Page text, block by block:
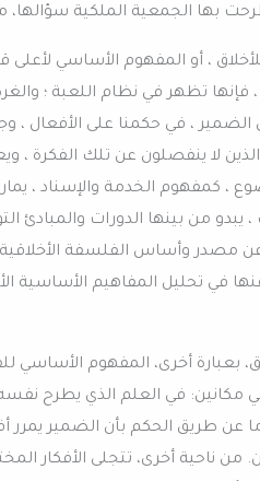
بها الجمعية الملكية سؤالها،
للأخلاق ، أو المفهوم الأساسي
فإنها تظهر في نظام اللعبة ؛
الضمير ، في حكمنا على الأفعال ،
، الذين لا ينفصلون عن تلك الفكرة
، كمفهوم الخدمة والإسناد ،
من بينها الدورات والمبادئ
مصدر وأساس الفلسفة الأخلاقية
في تحليل المفاهيم الأساسية
بعبارة أخرى، المفهوم الأساسي
في مكانين: في العلم الذي يطرح
عن طريق الحكم بأن الضمير يمرر
من ناحية أخرى، تتجلى الأفكار